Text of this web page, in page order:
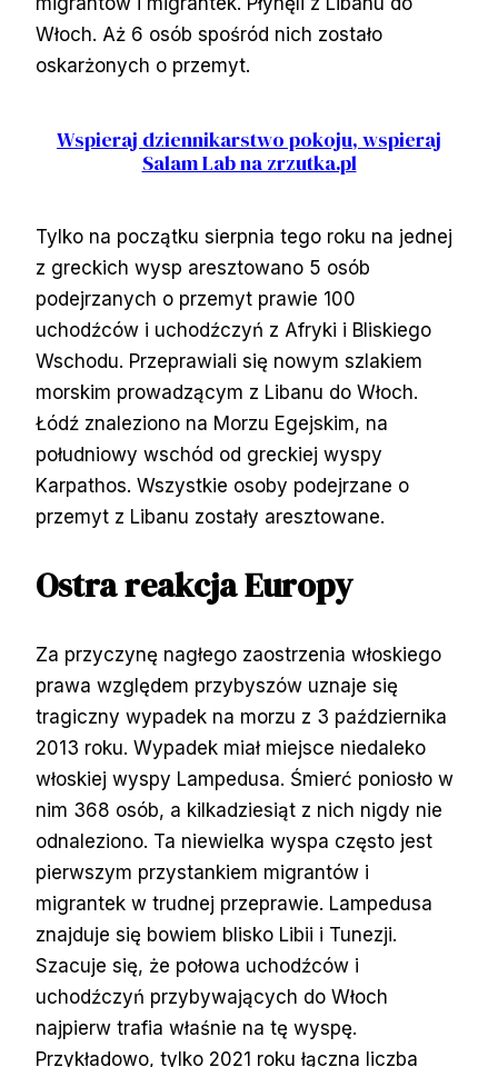
Włoch. Aż 6 osób spośród nich zostało
oskarżonych o przemyt.
Wspieraj dziennikarstwo pokoju, wspieraj
Salam Lab na zrzutka.pl
Tylko na początku sierpnia tego roku na jednej
z greckich wysp aresztowano 5 osób
podejrzanych o przemyt prawie 100
uchodźców i uchodźczyń z Afryki i Bliskiego
Wschodu. Przeprawiali się nowym szlakiem
morskim prowadzącym z Libanu do Włoch.
Łódź znaleziono na Morzu Egejskim, na
południowy wschód od greckiej wyspy
Karpathos. Wszystkie osoby podejrzane o
przemyt z Libanu zostały aresztowane.
Ostra reakcja Europy
Za przyczynę nagłego zaostrzenia włoskiego
prawa względem przybyszów uznaje się
tragiczny wypadek na morzu z 3 października
2013 roku. Wypadek miał miejsce niedaleko
włoskiej wyspy Lampedusa. Śmierć poniosło w
nim 368 osób, a kilkadziesiąt z nich nigdy nie
odnaleziono. Ta niewielka wyspa często jest
pierwszym przystankiem migrantów i
migrantek w trudnej przeprawie. Lampedusa
znajduje się bowiem blisko Libii i Tunezji.
Szacuje się, że połowa uchodźców i
uchodźczyń przybywających do Włoch
najpierw trafia właśnie na tę wyspę.
Przykładowo, tylko 2021 roku łączna liczba